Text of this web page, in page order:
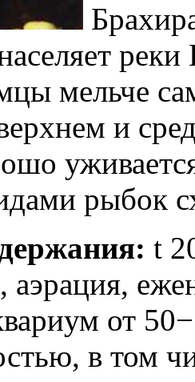
мельче
и
рыбок
t
аэрация,
от
в том